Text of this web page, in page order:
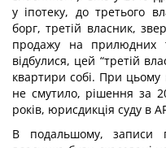
у іпотеку, до третього
борг, третій власник,
продажу на прилюдних
відбулися, цей “третій
квартири собі. При цьому
не смутило, рішення за
років, юрисдикція суду в
В подальшому, записи